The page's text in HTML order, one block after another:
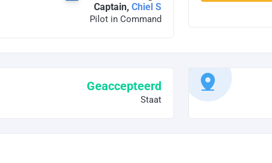
Captain, Chiel S
Pilot in Command
Geaccepteerd
Staat